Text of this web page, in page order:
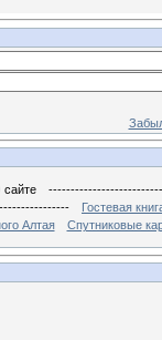
Гостевая
Алтая Спутниковые